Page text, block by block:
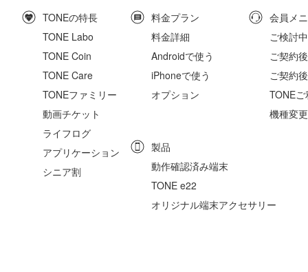
TONEの特長
TONE Labo
TONE Coin
TONE Care
TONEファミリー
動画チケット
ライフログ
アプリケーション
シニア割
料金プラン
料金詳細
Androidで使う
iPhoneで使う
オプション
製品
動作確認済み端末
TONE e22
オリジナル端末アクセサリー
会員メ
ご検討
ご契約
ご契約
TONE
機種変